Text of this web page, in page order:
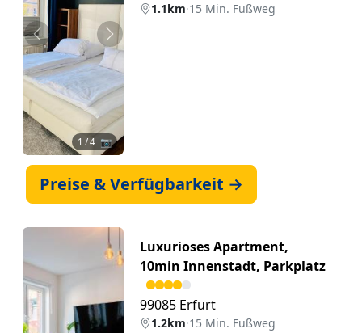
Zurück Weiter
1 / 4 📷
1.1km·15 Min. Fußweg
Preise & Verfügbarkeit →
Luxurioses Apartment,
10min Innenstadt, Parkplatz
99085 Erfurt
1.2km·15 Min. Fußweg